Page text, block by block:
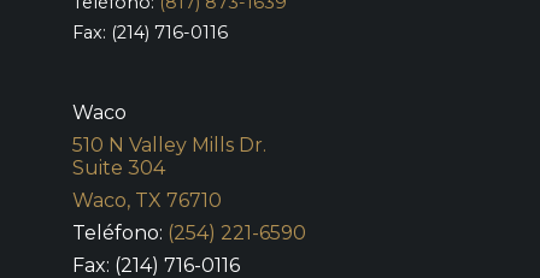
Fax: (214) 716-0116
Waco
510 N Valley Mills Dr.
Suite 304
Waco, TX 76710
Teléfono: (254) 221-6590
Fax: (214) 716-0116